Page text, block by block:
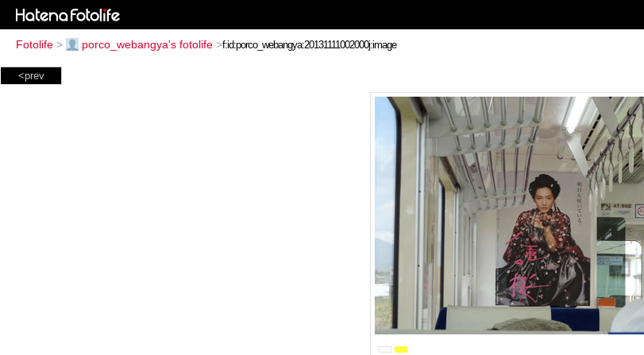
Fotolife > porco_webangya's fotolife >
<prev